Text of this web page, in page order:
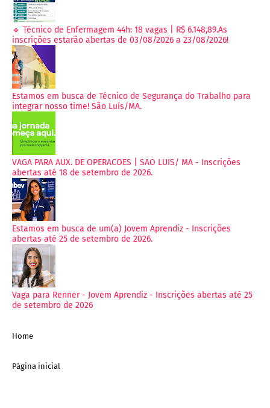
🔹 Técnico de Enfermagem 44h: 18 vagas | R$ 6.148,89.As
inscrições estarão abertas de 03/08/2026 a 23/08/2026!
Estamos em busca de Técnico de Segurança do Trabalho para
integrar nosso time! São Luís/MA.
VAGA PARA AUX. DE OPERACOES | SAO LUIS/ MA - Inscrições
abertas até 18 de setembro de 2026.
Estamos em busca de um(a) Jovem Aprendiz - Inscrições
abertas até 25 de setembro de 2026.
Vaga para Renner - Jovem Aprendiz - Inscrições abertas até 25
de setembro de 2026
Home
Página inicial